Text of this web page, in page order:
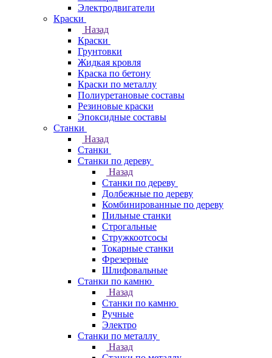
Электродвигатели
Краски
Назад
Краски
Грунтовки
Жидкая кровля
Краска по бетону
Краски по металлу
Полиуретановые составы
Резиновые краски
Эпоксидные составы
Станки
Назад
Станки
Станки по дереву
Назад
Станки по дереву
Долбежные по дереву
Комбинированные по дереву
Пильные станки
Строгальные
Стружкоотсосы
Токарные станки
Фрезерные
Шлифовальные
Станки по камню
Назад
Станки по камню
Ручные
Электро
Станки по металлу
Назад